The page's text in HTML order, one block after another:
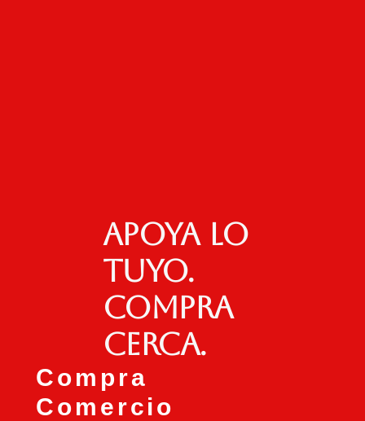
Apoya lo
tuyo.
Compra
cerca.
Compra
Comercio